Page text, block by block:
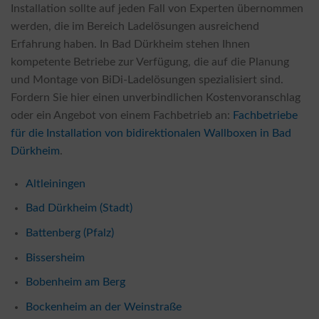
Installation sollte auf jeden Fall von Experten übernommen
werden, die im Bereich Ladelösungen ausreichend
Erfahrung haben. In Bad Dürkheim stehen Ihnen
kompetente Betriebe zur Verfügung, die auf die Planung
und Montage von BiDi-Ladelösungen spezialisiert sind.
Fordern Sie hier einen unverbindlichen Kostenvoranschlag
oder ein Angebot von einem Fachbetrieb an: Fachbetriebe
für die Installation von bidirektionalen Wallboxen in Bad
Dürkheim.
Altleiningen
Bad Dürkheim (Stadt)
Battenberg (Pfalz)
Bissersheim
Bobenheim am Berg
Bockenheim an der Weinstraße